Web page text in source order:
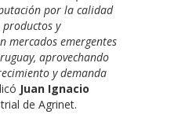
por la calidad
y
mercados emergentes
aprovechando
y demanda
Juan Ignacio
de Agrinet.